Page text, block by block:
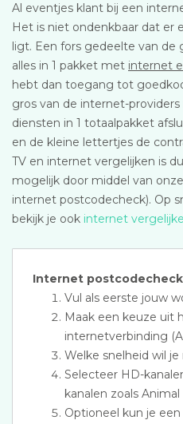
Al eventjes klant bij een
Het is niet ondenkbaar dat er
ligt. Een fors gedeelte van de
alles in 1 pakket met internet
hebt dan toegang tot
gros van de internet-
diensten in 1 totaalpakket
en de kleine lettertjes de
TV en internet vergelijken is
mogelijk door middel van
internet postcodecheck). Op
bekijk je ook internet
Internet postcodecheck
Vul als eerste jouw
Maak een keuze uit
internetverbinding
Welke snelheid wil
Selecteer HD-
kanalen zoals
Optioneel kun je